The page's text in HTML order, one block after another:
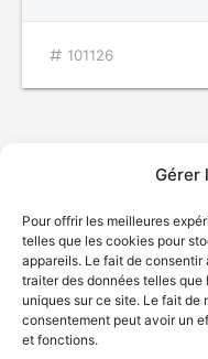
Gérer
Pour offrir les meilleures
telles que les cookies pour
appareils. Le fait de
traiter des données telles
uniques sur ce site. Le fait de
consentement peut avoir un
et fonctions.
101126
©